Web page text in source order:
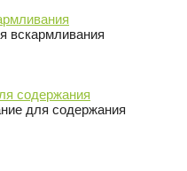
вскармливания
содержания
для содержания